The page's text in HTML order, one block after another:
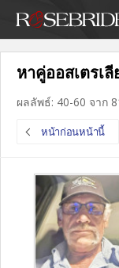
หาคู่ออสเตรเลี
หน้าก่อนหน้านี้
ผลลัพธ์: 40-60 จาก